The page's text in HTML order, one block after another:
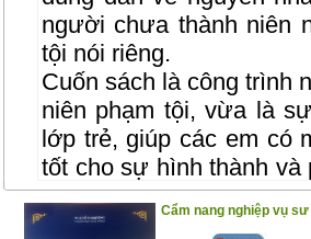
người chưa thành niên
tội nói riêng.
Cuốn sách là công trình
niên phạm tội, vừa là
lớp trẻ, giúp các em có
tốt cho sự hình thành và
pháp luật, để các em
vào cuộc sốngCẩm nang nghiệp vụ sư